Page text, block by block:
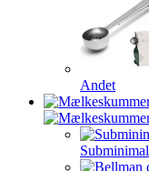
Andet
Subminimal